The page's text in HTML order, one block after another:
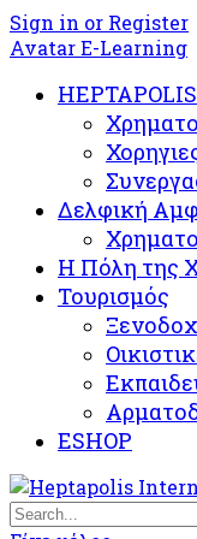
Sign in or Register
Avatar E-Learning
HEPTAPOLIS
Δελφική
Η Πόλη της
Τουρισμός
ESHOP